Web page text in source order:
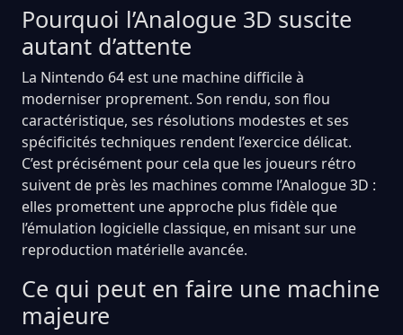
Pourquoi l’Analogue 3D suscite
autant d’attente
La Nintendo 64 est une machine difficile à
moderniser proprement. Son rendu, son flou
caractéristique, ses résolutions modestes et ses
spécificités techniques rendent l’exercice délicat.
C’est précisément pour cela que les joueurs rétro
suivent de près les machines comme l’Analogue 3D :
elles promettent une approche plus fidèle que
l’émulation logicielle classique, en misant sur une
reproduction matérielle avancée.
Ce qui peut en faire une machine
majeure